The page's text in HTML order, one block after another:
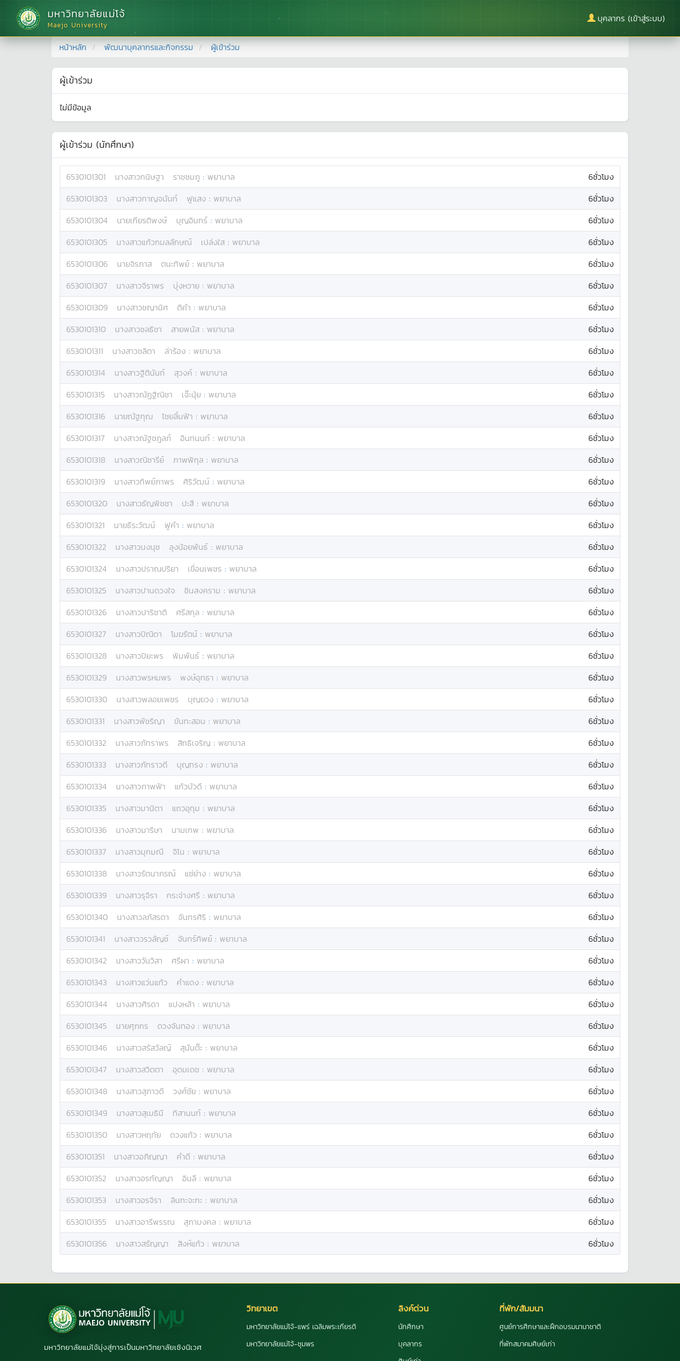
มหาวิทยาลัยแม่โจ้
Maejo University
บุคลากร (เข้าสู่ระบบ)
หน้าหลัก พัฒนาบุคลากรและกิจกรรม ผู้เข้าร่วม
ผู้เข้าร่วม
ไม่มีข้อมูล
ผู้เข้าร่วม (นักศึกษา)
6530101301 นางสาวกนิษฐา ราชชมภู : พยาบาล
6ชั่วโมง
6530101303
นางสาวกาญจนันท์ ฟูแสง : พยาบาล
6ชั่วโมง
6530101304
นายเกียรติพงษ์ บุญอินทร์ : พยาบาล
6ชั่วโมง
6530101305
นางสาวแก้วกมลลักษณ์ เปล่งใส : พยาบาล
6ชั่วโมง
6530101306
นายจิรภาส ตนะทิพย์ : พยาบาล
6ชั่วโมง
6530101307
นางสาวจิราพร บุ่งหวาย : พยาบาล
6ชั่วโมง
6530101309
นางสาวชญานิศ ติคำ : พยาบาล
6ชั่วโมง
6530101310
นางสาวชลธิชา สายพนัส : พยาบาล
6ชั่วโมง
6530101311
นางสาวชลิตา ล่าร้อง : พยาบาล
6ชั่วโมง
6530101314
นางสาวฐิตินันท์ สุวงค์ : พยาบาล
6ชั่วโมง
6530101315
นางสาวณัฏฐิณิชา เจ๊ะนุ้ย : พยาบาล
6ชั่วโมง
6530101316
นายณัฐกุณ ไชยลิ้นฟ้า : พยาบาล
6ชั่วโมง
6530101317
นางสาวณัฐชฎลภ์ อินทนนท์ : พยาบาล
6ชั่วโมง
6530101318
นางสาวณิชารีย์ ภาพพิกุล : พยาบาล
6ชั่วโมง
6530101319
นางสาวทิพย์ภาพร ศิริวัฒน์ : พยาบาล
6ชั่วโมง
6530101320
นางสาวธัญพิชชา ปะสี : พยาบาล
6ชั่วโมง
6530101321
นายธีระวัฒน์ ฟูคำ : พยาบาล
6ชั่วโมง
6530101322
นางสาวนงนุช ลุงน้อยพันธ์ : พยาบาล
6ชั่วโมง
6530101324
นางสาวปราณปริยา เขื่อนเพชร : พยาบาล
6ชั่วโมง
6530101325
นางสาวปานดวงใจ ชินสงคราม : พยาบาล
6ชั่วโมง
6530101326
นางสาวปาริชาติ ศรีสกุล : พยาบาล
6ชั่วโมง
6530101327
นางสาวปิณิดา โมฆรัตน์ : พยาบาล
6ชั่วโมง
6530101328
นางสาวปิยะพร พิมพันธ์ : พยาบาล
6ชั่วโมง
6530101329
นางสาวพรหมพร พงษ์อุทธา : พยาบาล
6ชั่วโมง
6530101330
นางสาวพลอยเพชร บุญยวง : พยาบาล
6ชั่วโมง
6530101331
นางสาวพัชริญา ขันทะสอน : พยาบาล
6ชั่วโมง
6530101332
นางสาวภัทราพร สิทธิเจริญ : พยาบาล
6ชั่วโมง
6530101333
นางสาวภัทราวดี บุญทรง : พยาบาล
6ชั่วโมง
6530101334
นางสาวภาพฟ้า แก้วบัวดี : พยาบาล
6ชั่วโมง
6530101335
นางสาวมานิตา แถวอุทุม : พยาบาล
6ชั่วโมง
6530101336
นางสาวมาริษา นามเทพ : พยาบาล
6ชั่วโมง
6530101337
นางสาวมุกมณี จิโน : พยาบาล
6ชั่วโมง
6530101338
นางสาวรัตนาภรณ์ แซ่ย่าง : พยาบาล
6ชั่วโมง
6530101339
นางสาวรุจิรา กระจ่างศรี : พยาบาล
6ชั่วโมง
6530101340
นางสาวลภัสรดา จันทรศิริ : พยาบาล
6ชั่วโมง
6530101341
นางสาววรวลัญช์ จันทร์ทิพย์ : พยาบาล
6ชั่วโมง
6530101342
นางสาววันวิสา ศรีผา : พยาบาล
6ชั่วโมง
6530101343
นางสาวแว่นแก้ว คำแดง : พยาบาล
6ชั่วโมง
6530101344
นางสาวศิรดา แปงหล้า : พยาบาล
6ชั่วโมง
6530101345
นายศุภกร ดวงจันทอง : พยาบาล
6ชั่วโมง
6530101346
นางสาวสรัสวัลญ์ สุนันต๊ะ : พยาบาล
6ชั่วโมง
6530101347
นางสาวสวิตตา อุดมเดช : พยาบาล
6ชั่วโมง
6530101348
นางสาวสุภาวดี วงศ์ชัย : พยาบาล
6ชั่วโมง
6530101349
นางสาวสุเมธินี ทิสานนท์ : พยาบาล
6ชั่วโมง
6530101350
นางสาวหฤทัย ดวงแก้ว : พยาบาล
6ชั่วโมง
6530101351
นางสาวอภิญญา คำดี : พยาบาล
6ชั่วโมง
6530101352
นางสาวอรกัญญา อินลี : พยาบาล
6ชั่วโมง
6530101353
นางสาวอรจิรา ลินทะจะกะ : พยาบาล
6ชั่วโมง
6530101355
นางสาวอารีพรรณ สุภามงคล : พยาบาล
6ชั่วโมง
6530101356
นางสาวสรัญญา สิงห์แก้ว : พยาบาล 6ชั่วโมง
มหาวิทยาลัยแม่โจ้มุ่งสู่การเป็นมหาวิทยาลัยเชิงนิเวศ
วิทยาเขต
มหาวิทยาลัยแม่โจ้-แพร่ เฉลิมพระเกียรติ
มหาวิทยาลัยแม่โจ้-ชุมพร
ลิงค์ด่วน
นักศึกษา
บุคลากร
ที่พัก/สัมมนา
ศูนย์การศึกษาและฝึกอบรมนานาชาติ
ที่พักสมาคมศิษย์เก่า